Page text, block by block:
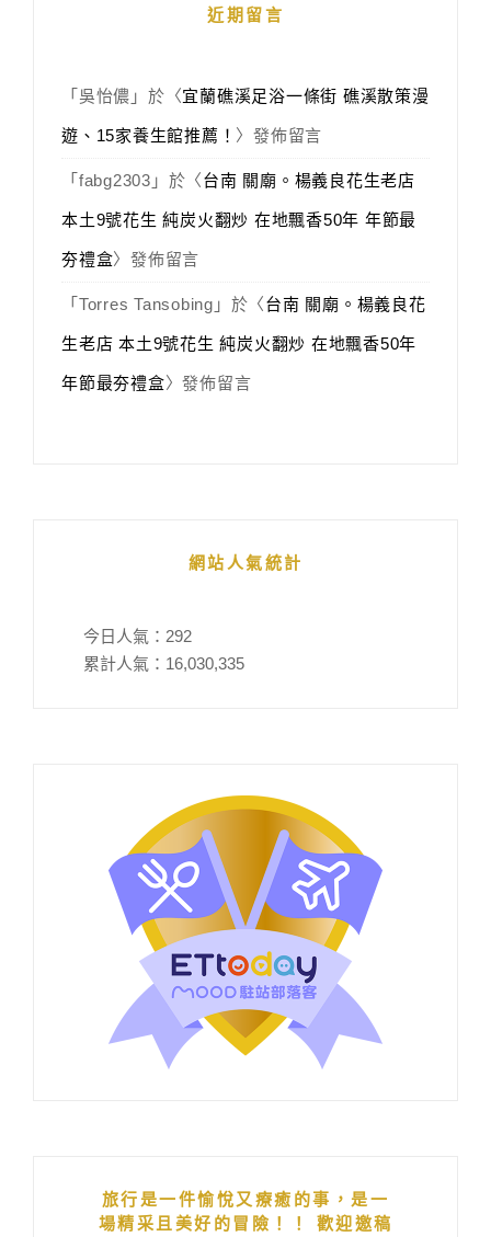
近期留言
「 吳怡儂 」於〈宜蘭礁溪足浴一條街 礁溪散策漫
遊、15家養生館推薦！ 〉發佈留言
「 fabg2303 」於〈台南 關廟。楊義良花生老店
本土9號花生 純炭火翻炒 在地飄香50年 年節最
夯禮盒〉發佈留言
「 Torres Tansobing 」於〈台南 關廟。楊義良花
生老店 本土9號花生 純炭火翻炒 在地飄香50年
年節最夯禮盒〉發佈留言
網站人氣統計
今日人氣： 292
累計人氣： 16,030,335
旅行是一件愉悅又療癒的事，是一
場精采且美好的冒險！！ 歡迎邀稿